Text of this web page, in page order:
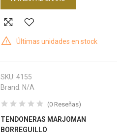
Últimas unidades en stock
SKU:4155
Brand: N/A
(0 Reseñas)
TENDONERAS MARJOMAN
BORREGUILLO